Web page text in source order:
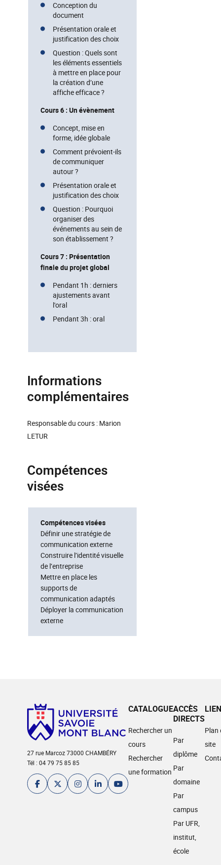
Conception du
document
Présentation orale et
justification des choix
Question : Quels sont
les éléments essentiels
à mettre en place pour
la création d’une
affiche efficace ?
Cours 6 : Un évènement
Concept, mise en
forme, idée globale
Comment prévoient-ils
de communiquer
autour ?
Présentation orale et
justification des choix
Question : Pourquoi
organiser des
événements au sein de
son établissement ?
Cours 7 : Présentation
finale du projet global
Pendant 1h : derniers
ajustements avant
l'oral
Pendant 3h : oral
Informations
complémentaires
Responsable du cours : Marion
LETUR
Compétences
visées
Compétences visées
Définir une stratégie de
communication externe
Construire l’identité visuelle
de l’entreprise
Mettre en place les
supports de
communication adaptés
Déployer la communication
externe
27 rue Marcoz 73000 CHAMBÉRY
Tél : 04 79 75 85 85
CATALOGUE
Rechercher un
cours
Rechercher
une formation
ACCÈS
DIRECTS
Par
diplôme
Par
domaine
Par
campus
Par UFR,
institut,
école
Plan
site